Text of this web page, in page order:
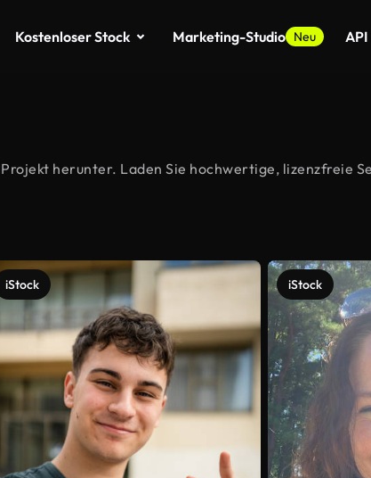
Kostenloser Stock Marketing-Studio Neu API
herunter. Laden Sie hochwertige, lizenzfreie
iStock iStock